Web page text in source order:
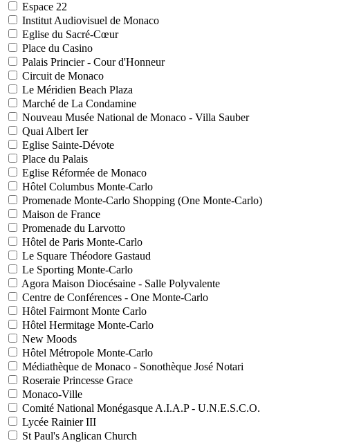
Espace 22
Institut Audiovisuel de Monaco
Eglise du Sacré-Cœur
Place du Casino
Palais Princier - Cour d'Honneur
Circuit de Monaco
Le Méridien Beach Plaza
Marché de La Condamine
Nouveau Musée National de Monaco - Villa Sauber
Quai Albert Ier
Eglise Sainte-Dévote
Place du Palais
Eglise Réformée de Monaco
Hôtel Columbus Monte-Carlo
Promenade Monte-Carlo Shopping (One Monte-Carlo)
Maison de France
Promenade du Larvotto
Hôtel de Paris Monte-Carlo
Le Square Théodore Gastaud
Le Sporting Monte-Carlo
Agora Maison Diocésaine - Salle Polyvalente
Centre de Conférences - One Monte-Carlo
Hôtel Fairmont Monte Carlo
Hôtel Hermitage Monte-Carlo
New Moods
Hôtel Métropole Monte-Carlo
Médiathèque de Monaco - Sonothèque José Notari
Roseraie Princesse Grace
Monaco-Ville
Comité National Monégasque A.I.A.P - U.N.E.S.C.O.
Lycée Rainier III
St Paul's Anglican Church